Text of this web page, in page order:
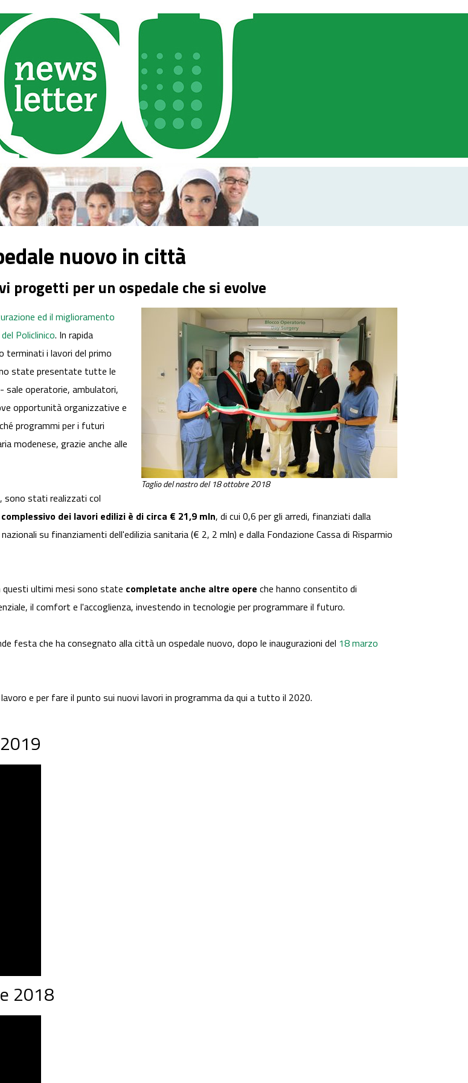
nuovo in città
progetti per un ospedale che si evolve
Taglio del nastro del 18 ottobre 2018
ed il miglioramento
Policlinico. In rapida
terminati i lavori del primo
state presentate tutte le
sale operatorie, ambulatori,
opportunità organizzative e
programmi per i futuri
modenese, grazie anche alle
sono stati realizzati col
dei lavori edilizi è di circa € 21,9 mln, di cui 0,6 per gli arredi, finanziati dalla
su finanziamenti dell'edilizia sanitaria (€ 2, 2 mln) e dalla Fondazione Cassa di Risparmio
ultimi mesi sono state completate anche altre opere che hanno consentito di
il comfort e l'accoglienza, investendo in tecnologie per programmare il futuro.
festa che ha consegnato alla città un ospedale nuovo, dopo le inaugurazioni del 18 marzo
e per fare il punto sui nuovi lavori in programma da qui a tutto il 2020.
2018